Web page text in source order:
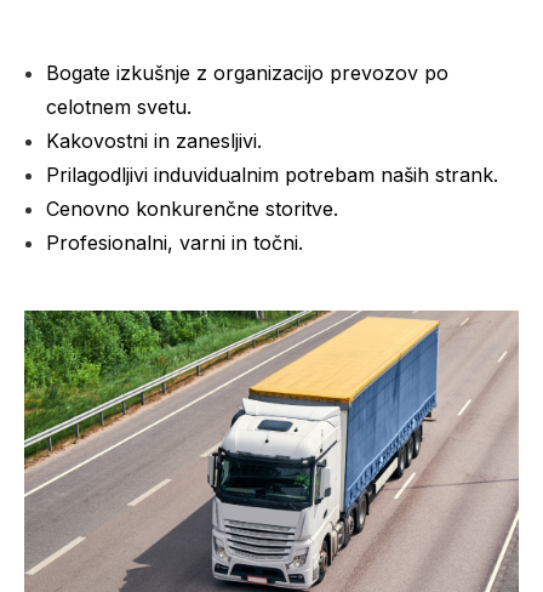
Bogate izkušnje z organizacijo prevozov po
celotnem svetu.
Kakovostni in zanesljivi.
Prilagodljivi induvidualnim potrebam naših strank.
Cenovno konkurenčne storitve.
Profesionalni, varni in točni.